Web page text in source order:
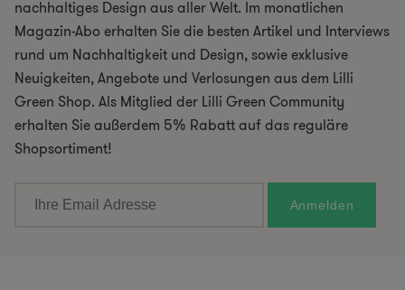
nachhaltiges Design aus aller Welt. Im monatlichen
Magazin-Abo erhalten Sie die besten Artikel und Interviews
rund um Nachhaltigkeit und Design, sowie exklusive
Neuigkeiten, Angebote und Verlosungen aus dem Lilli
Green Shop. Als Mitglied der Lilli Green Community
erhalten Sie außerdem 5% Rabatt auf das reguläre
Shopsortiment!